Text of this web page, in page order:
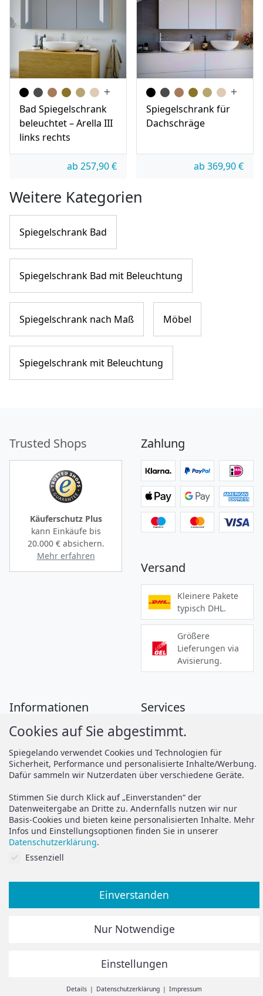
Bad Spiegelschrank
beleuchtet – Arella III
links rechts
ab 257,90€
Spiegelschrank für
Dachschräge
ab 369,90€
Weitere Kategorien
Spiegelschrank Bad
Spiegelschrank Bad mit Beleuchtung
Spiegelschrank nach Maß Möbel
Spiegelschrank mit Beleuchtung
Trusted Shops
Käuferschutz Plus
kann Einkäufe bis
20.000 €absichern.
Mehr erfahren
Zahlung
Versand
Kleinere Pakete
typisch DHL.
Größere
Lieferungen via
Avisierung.
Informationen
Zahlung
Versand
AGB
Vertrag widerrufen
Datenschutz
Impressum
Services
Montageanleitungen
Spiegelando Magazin
Support
Brauchen Sie Hilfe oder
haben Sie Fragen?
Die durchgestrichenen Preise entsprechen dem bisherigen
© Spiegelando 2024
Withdraw from contract
Cookies auf Sie abgestimmt.
Spiegelando verwendet Cookies und Technologien für
Sicherheit, Performance und personalisierte Inhalte/Werbung.
Dafür sammeln wir Nutzerdaten über verschiedene Geräte.
Stimmen Sie durch Klick auf „Einverstanden“ der
Datenweitergabe an Dritte zu. Andernfalls nutzen wir nur
Basis-Cookies und bieten keine personalisierten Inhalte. Mehr
Infos und Einstellungsoptionen finden Sie in unserer
Datenschutzerklärung.
Cookies auf Sie abgestimmt.
Essenziell
Einverstanden
Nur Notwendige
Einstellungen
Details Datenschutzerklärung Impressum